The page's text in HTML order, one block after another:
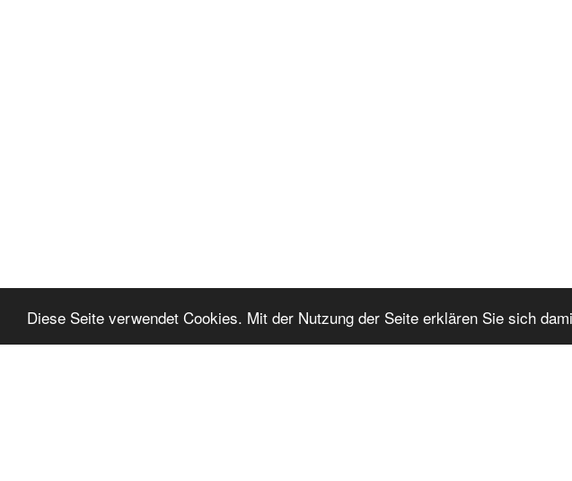
Diese Seite verwendet Cookies. Mit der Nutzung der Seite erklären Sie sich